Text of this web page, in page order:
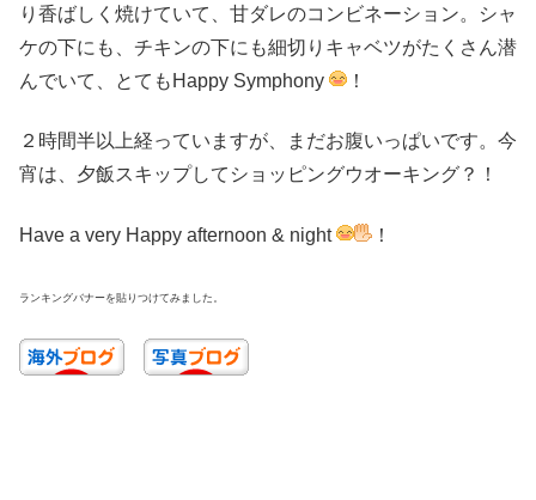
り香ばしく焼けていて、甘ダレのコンビネーション。シャ
ケの下にも、チキンの下にも細切りキャベツがたくさん潜
んでいて、とてもHappy Symphony
！
２時間半以上経っていますが、まだお腹いっぱいです。今
宵は、夕飯スキップしてショッピングウオーキング？！
Have a very Happy afternoon & night ！
ランキングバナーを貼りつけてみました。